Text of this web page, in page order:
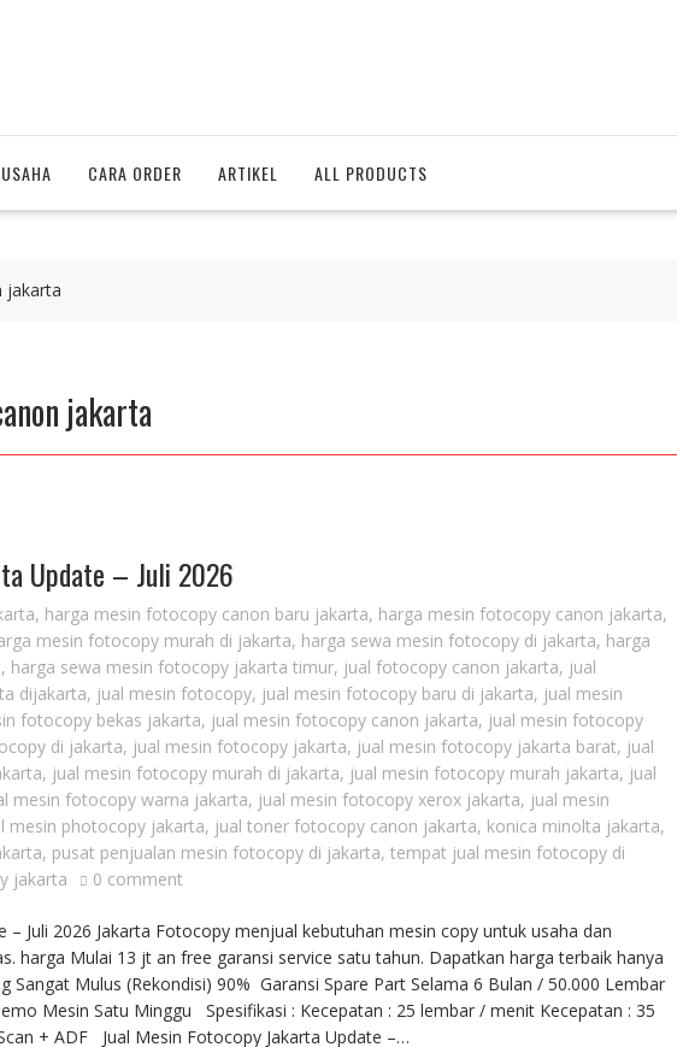
CARA ORDER ARTIKEL ALL PRODUCTS
jakarta
jakarta
Update – Juli 2026
, harga mesin fotocopy canon baru jakarta, harga mesin fotocopy canon jakarta,
mesin fotocopy murah di jakarta, harga sewa mesin fotocopy di jakarta, harga
, harga sewa mesin fotocopy jakarta timur, jual fotocopy canon jakarta, jual
dijakarta, jual mesin fotocopy, jual mesin fotocopy baru di jakarta, jual mesin
fotocopy bekas jakarta, jual mesin fotocopy canon jakarta, jual mesin fotocopy
di jakarta, jual mesin fotocopy jakarta, jual mesin fotocopy jakarta barat, jual
, jual mesin fotocopy murah di jakarta, jual mesin fotocopy murah jakarta, jual
mesin fotocopy warna jakarta, jual mesin fotocopy xerox jakarta, jual mesin
mesin photocopy jakarta, jual toner fotocopy canon jakarta, konica minolta jakarta,
, pusat penjualan mesin fotocopy di jakarta, tempat jual mesin fotocopy di
jakarta 0 comment
– Juli 2026 Jakarta Fotocopy menjual kebutuhan mesin copy untuk usaha dan
harga Mulai 13 jt an free garansi service satu tahun. Dapatkan harga terbaik hanya
Sangat Mulus (Rekondisi) 90% Garansi Spare Part Selama 6 Bulan / 50.000 Lembar
Mesin Satu Minggu Spesifikasi : Kecepatan : 25 lembar / menit Kecepatan : 35
+ ADF Jual Mesin Fotocopy Jakarta Update –…